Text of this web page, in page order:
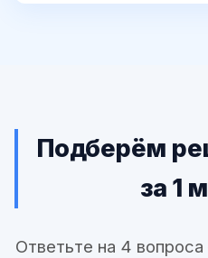
Подберём
за 1
Ответьте на 4